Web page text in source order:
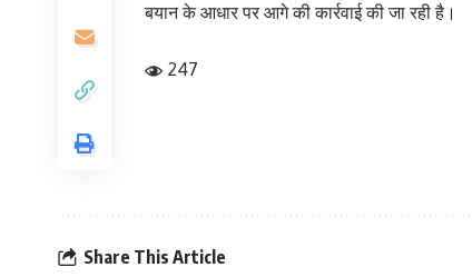
बयान के आधार पर आगे की कार्रवाई की जा रही है।
247
Share This Article